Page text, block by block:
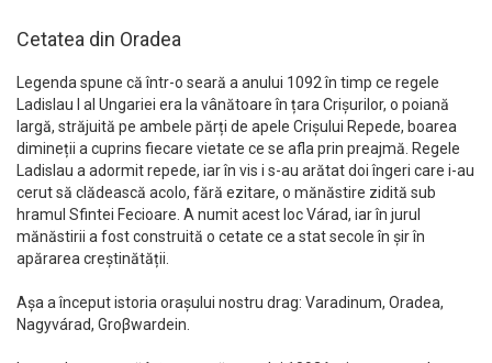
Cetatea din Oradea
Legenda spune că într-o seară a anului 1092 în timp ce regele
Ladislau I al Ungariei era la vânătoare în țara Crișurilor, o poiană
largă, străjuită pe ambele părți de apele Crișului Repede, boarea
dimineții a cuprins fiecare vietate ce se afla prin preajmă. Regele
Ladislau a adormit repede, iar în vis i s-au arătat doi îngeri care i-au
cerut să clădească acolo, fără ezitare, o mănăstire zidită sub
hramul Sfintei Fecioare. A numit acest loc Várad, iar în jurul
mănăstirii a fost construită o cetate ce a stat secole în șir în
apărarea creștinătății.
Așa a început istoria orașului nostru drag: Varadinum, Oradea,
Nagyvárad, Groβwardein.